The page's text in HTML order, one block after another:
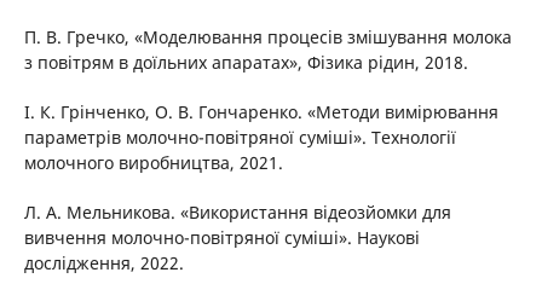
П. В. Гречко, «Моделювання процесів змішування молока
з повітрям в доїльних апаратах», Фізика рідин, 2018.
І. К. Грінченко, О. В. Гончаренко. «Методи вимірювання
параметрів молочно-повітряної суміші». Технології
молочного виробництва, 2021.
Л. А. Мельникова. «Використання відеозйомки для
вивчення молочно-повітряної суміші». Наукові
дослідження, 2022.